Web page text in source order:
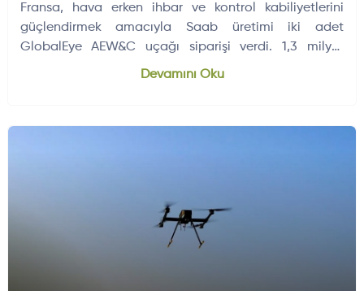
Fransa, hava erken ihbar ve kontrol kabiliyetlerini
güçlendirmek amacıyla Saab üretimi iki adet
GlobalEye AEW&C uçağı siparişi verdi. 1,3 milyar
dolarlık anlaşma, opsiyonel ek uçakları da kapsıyor.
Devamını Oku